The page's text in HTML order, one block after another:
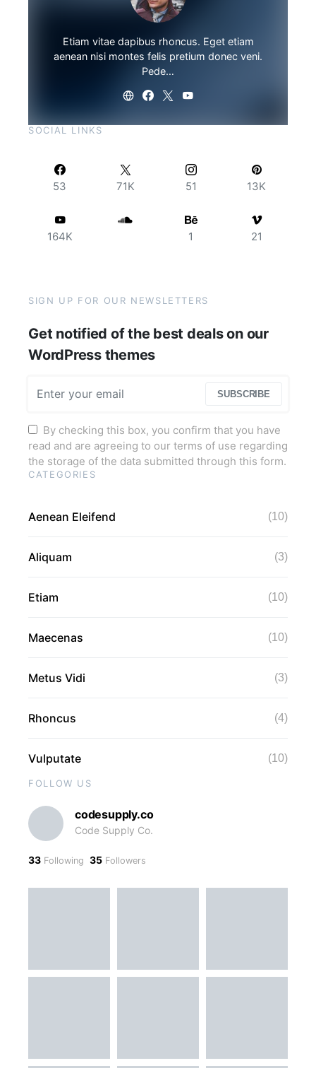
Etiam vitae dapibus rhoncus. Eget etiam
aenean nisi montes felis pretium donec veni.
Pede…
SOCIAL LINKS
53 71K 51 13K
164K 1 21
SIGN UP FOR OUR NEWSLETTERS
Get notified of the best deals on our
WordPress themes
SUBSCRIBE
By checking this box, you confirm that you have
read and are agreeing to our terms of use regarding
the storage of the data submitted through this form.
CATEGORIES
Aenean Eleifend (10)
Aliquam (3)
Etiam (10)
Maecenas (10)
Metus Vidi (3)
Rhoncus (4)
Vulputate (10)
FOLLOW US
codesupply.co
Code Supply Co.
33 Following 35 Followers